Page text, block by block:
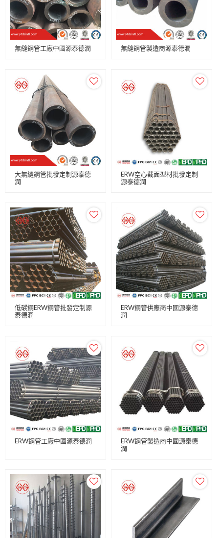
無縫鋼管工廠中國源泰德潤 無縫鋼管製造商源泰德潤
大無縫鋼管批發定制源泰德
潤
ERW空心截面型材批發定制
源泰德潤
低碳鋼ERW鋼管批發定制源
泰德潤
ERW鋼管供應商中國源泰德
潤
ERW鋼管工廠中國源泰德潤
ERW鋼管製造商中國源泰德
潤